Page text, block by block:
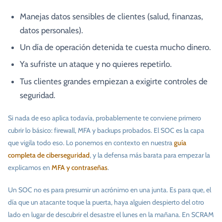
Manejas datos sensibles de clientes (salud, finanzas,
datos personales).
Un día de operación detenida te cuesta mucho dinero.
Ya sufriste un ataque y no quieres repetirlo.
Tus clientes grandes empiezan a exigirte controles de
seguridad.
Si nada de eso aplica todavía, probablemente te conviene primero
cubrir lo básico: firewall, MFA y backups probados. El SOC es la capa
que vigila todo eso. Lo ponemos en contexto en nuestraguía
completa de ciberseguridad, y la defensa más barata para empezar la
explicamos en MFA y contraseñas.
Un SOC no es para presumir un acrónimo en una junta. Es para que, el
día que un atacante toque la puerta, haya alguien despierto del otro
lado en lugar de descubrir el desastre el lunes en la mañana. En SCRAM